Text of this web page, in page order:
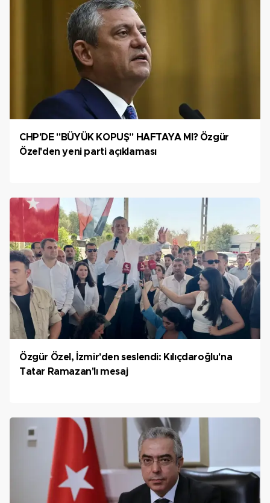
CHP'DE "BÜYÜK KOPUŞ" HAFTAYA MI? Özgür
Özel'den yeni parti açıklaması
Özgür Özel, İzmir'den seslendi: Kılıçdaroğlu'na
Tatar Ramazan'lı mesaj